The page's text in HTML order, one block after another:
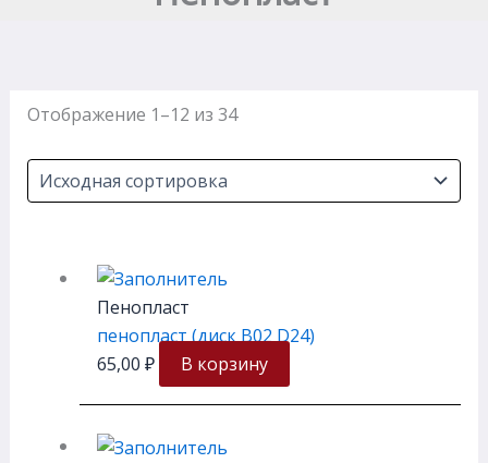
Отображение 1–12 из 34
Пенопласт
пенопласт (диск В02 D24)
65,00 ₽ В корзину